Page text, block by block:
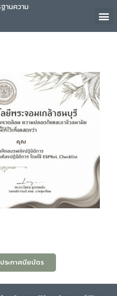
านความ
คุณ
ระกาศนียบัตร